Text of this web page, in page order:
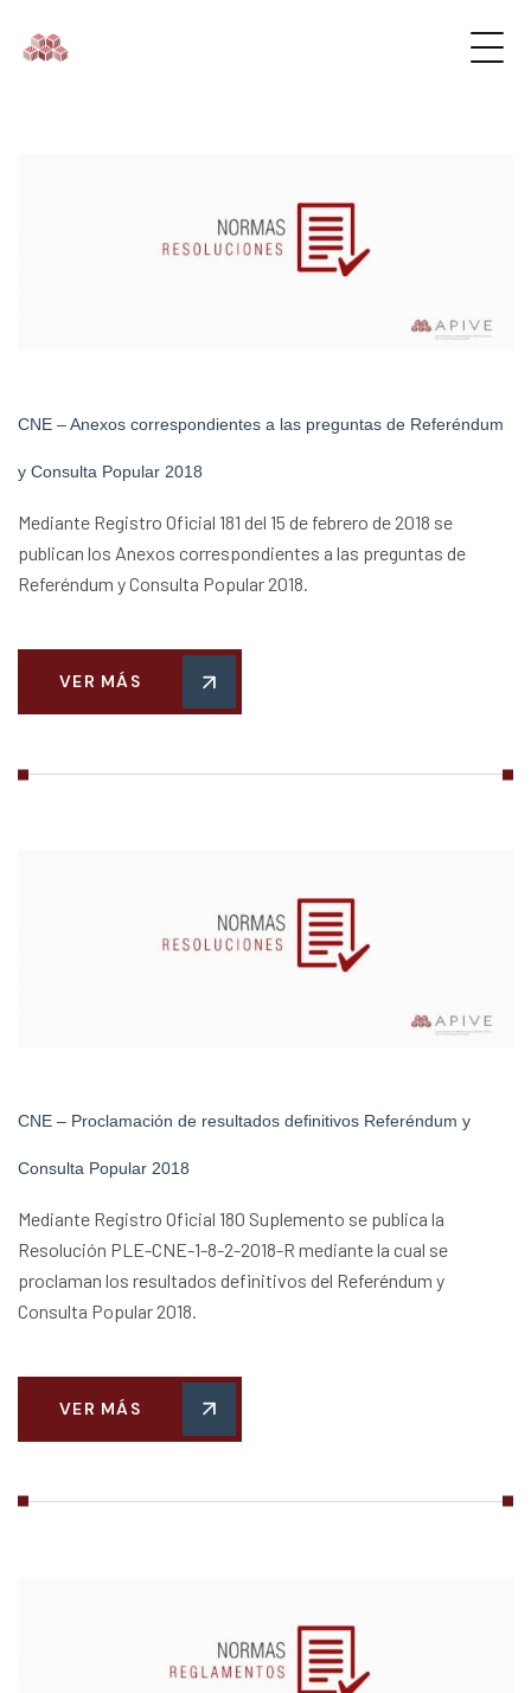
CNE – Anexos correspondientes a las preguntas de Referéndum
y Consulta Popular 2018
Mediante Registro Oficial 181 del 15 de febrero de 2018 se
publican los Anexos correspondientes a las preguntas de
Referéndum y Consulta Popular 2018.
VER MÁS
CNE – Proclamación de resultados definitivos Referéndum y
Consulta Popular 2018
Mediante Registro Oficial 180 Suplemento se publica la
Resolución PLE-CNE-1-8-2-2018-R mediante la cual se
proclaman los resultados definitivos del Referéndum y
Consulta Popular 2018.
VER MÁS